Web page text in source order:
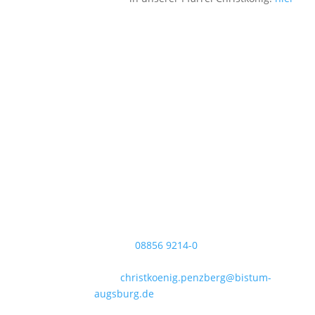
Telefon:08856 9214-0
Mail:christkoenig.penzberg@bistum-
augsburg.de